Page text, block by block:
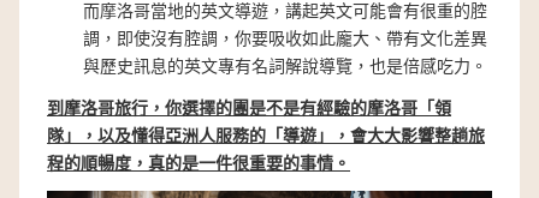
而摩洛哥當地的英文導遊，講起英文可能會有很重的腔
調，即使沒有腔調，你要吸收如此龐大、帶有文化差異
與歷史訊息的英文專有名詞解說導覽，也是倍感吃力。
到摩洛哥旅行，你選擇的團是不是有經驗的摩洛哥「領
隊」，以及懂得亞洲人服務的「導遊」，會大大影響整趟旅
程的順暢度，真的是一件很重要的事情。